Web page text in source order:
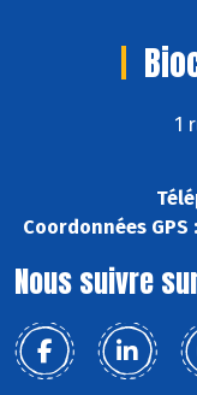
1
Coordonnées GPS :
Nous suivre